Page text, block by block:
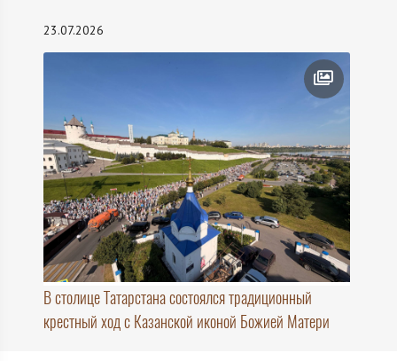
23.07.2026
В столице Татарстана состоялся традиционный
крестный ход с Казанской иконой Божией Матери